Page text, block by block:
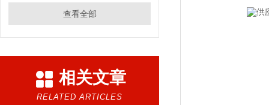
查看全部
相关文章
RELATED ARTICLES